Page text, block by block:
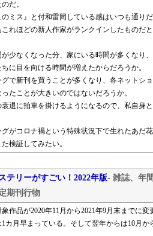
だ。
ミス』と付和雷同している感はいつも通り
れほどの新人作家がランクインしたものだと
少なくなった分、家にいる時間が多くなり
に目を向ける時間が増えたからだろうか。
で新刊を買うことが多くなり、各ネットシ
たことが大きいのではないだろうか。
退に拍車を掛けるようになるので、私自身
がコロナ禍という特殊状況下で生れたあだ
検証してみたい。
テリーがすごい！2022年版- 雑誌、年
期刊行物
作品が2020年11月から2021年9月末までに
カ月早まっている。そして翌年からは10月か